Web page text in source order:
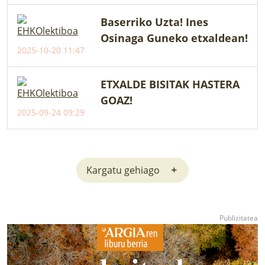
2025-10-20 11:47
Baserriko Uzta! Ines
Osinaga Guneko etxaldean!
2025-09-24 09:29
ETXALDE BISITAK HASTERA
GOAZ!
Kargatu gehiago